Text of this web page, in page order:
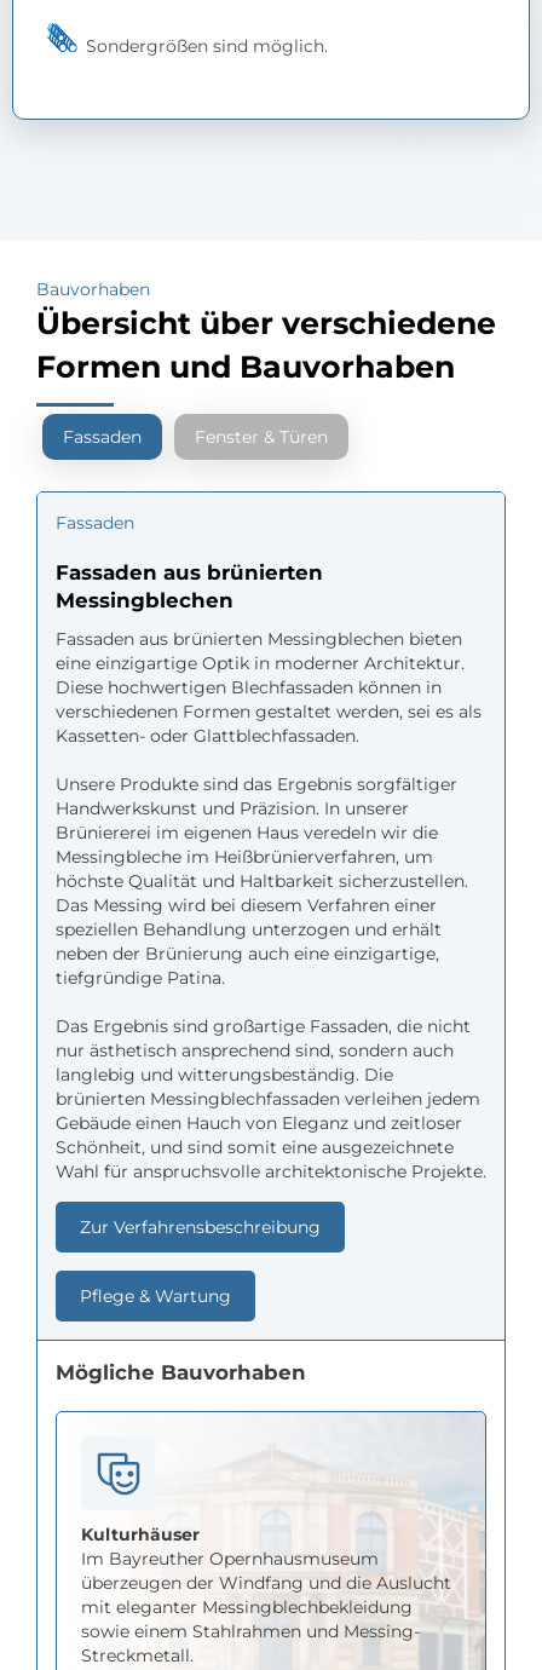
Sondergrößen sind möglich.
Bauvorhaben
Übersicht über verschiedene
Formen und Bauvorhaben
Fassaden Fenster & Türen
Fassaden
Fassaden aus brünierten
Messingblechen
Fassaden aus brünierten Messingblechen bieten
eine einzigartige Optik in moderner Architektur.
Diese hochwertigen Blechfassaden können in
verschiedenen Formen gestaltet werden, sei es als
Kassetten- oder Glattblechfassaden.
Unsere Produkte sind das Ergebnis sorgfältiger
Handwerkskunst und Präzision. In unserer
Brüniererei im eigenen Haus veredeln wir die
Messingbleche im Heißbrünierverfahren, um
höchste Qualität und Haltbarkeit sicherzustellen.
Das Messing wird bei diesem Verfahren einer
speziellen Behandlung unterzogen und erhält
neben der Brünierung auch eine einzigartige,
tiefgründige Patina.
Das Ergebnis sind großartige Fassaden, die nicht
nur ästhetisch ansprechend sind, sondern auch
langlebig und witterungsbeständig. Die
brünierten Messingblechfassaden verleihen jedem
Gebäude einen Hauch von Eleganz und zeitloser
Schönheit, und sind somit eine ausgezeichnete
Wahl für anspruchsvolle architektonische Projekte.
Zur Verfahrensbeschreibung
Pflege & Wartung
Mögliche Bauvorhaben
Kulturhäuser
Im Bayreuther Opernhausmuseum
überzeugen der Windfang und die Auslucht
mit eleganter Messingblechbekleidung
sowie einem Stahlrahmen und Messing-
Streckmetall.